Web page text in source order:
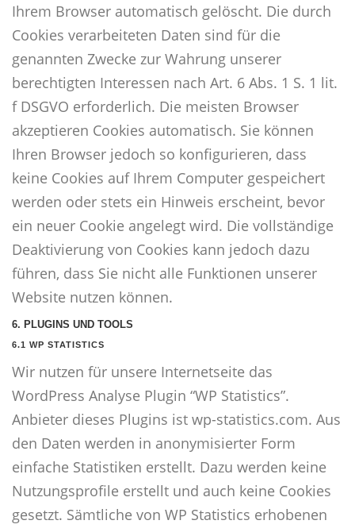
Ihrem Browser automatisch gelöscht. Die durch
Cookies verarbeiteten Daten sind für die
genannten Zwecke zur Wahrung unserer
berechtigten Interessen nach Art. 6 Abs. 1 S. 1 lit.
f DSGVO erforderlich. Die meisten Browser
akzeptieren Cookies automatisch. Sie können
Ihren Browser jedoch so konfigurieren, dass
keine Cookies auf Ihrem Computer gespeichert
werden oder stets ein Hinweis erscheint, bevor
ein neuer Cookie angelegt wird. Die vollständige
Deaktivierung von Cookies kann jedoch dazu
führen, dass Sie nicht alle Funktionen unserer
Website nutzen können.
6. PLUGINS UND TOOLS
6.1 WP STATISTICS
Wir nutzen für unsere Internetseite das
WordPress Analyse Plugin “WP Statistics”.
Anbieter dieses Plugins ist wp-statistics.com. Aus
den Daten werden in anonymisierter Form
einfache Statistiken erstellt. Dazu werden keine
Nutzungsprofile erstellt und auch keine Cookies
gesetzt. Sämtliche von WP Statistics erhobenen